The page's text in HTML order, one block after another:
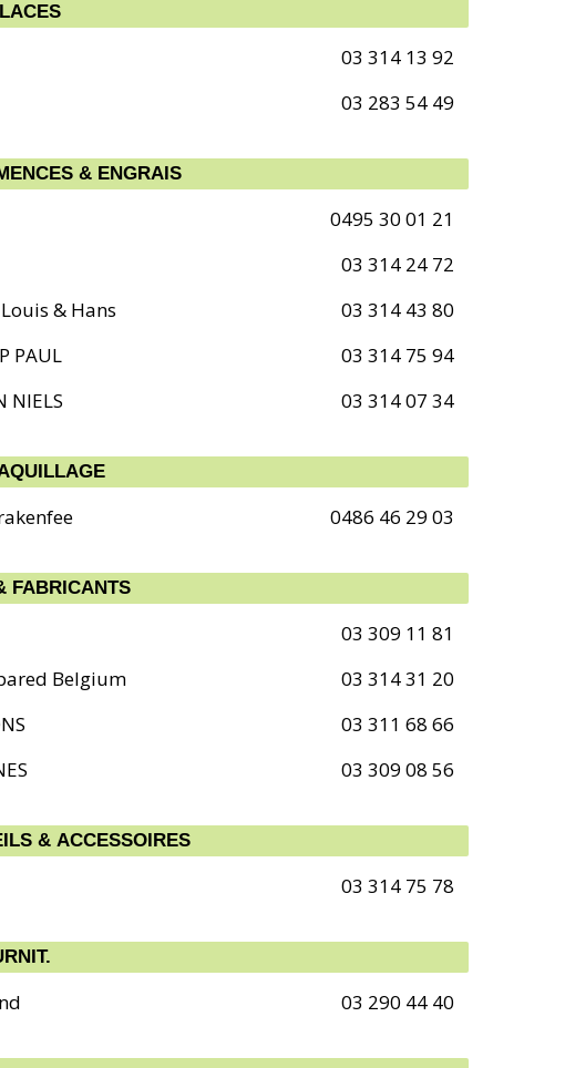
03 314 13 92
03 283 54 49
& ENGRAIS
0495 30 01 21
03 314 24 72
& Hans
03 314 43 80
PAUL
03 314 75 94
NIELS
03 314 07 34
0486 46 29 03
FABRICANTS
03 309 11 81
Belgium
03 314 31 20
03 311 68 66
03 309 08 56
& ACCESSOIRES
03 314 75 78
03 290 44 40